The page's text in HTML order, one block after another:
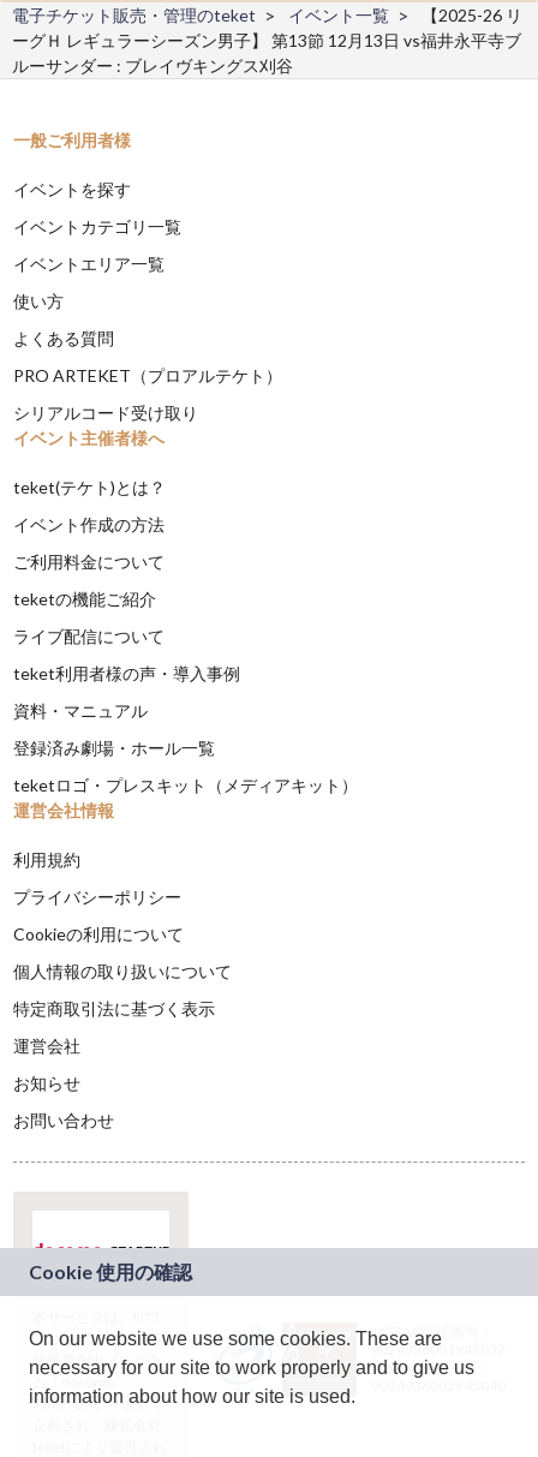
On our website we use some cookies. These are
necessary for our site to work properly and to give us
information about how our site is used.
電子チケット販売・管理のteket イベント一覧
【2025-26 リ
ーグＨ レギュラーシーズン男子】 第13節 12月13日 vs福井永平寺ブ
ルーサンダー : ブレイヴキングス刈谷
一般ご利用者様
イベントを探す
イベントカテゴリ一覧
イベントエリア一覧
使い方
よくある質問
PRO ARTEKET（プロアルテケト）
シリアルコード受け取り
イベント主催者様へ
teket(テケト)とは？
イベント作成の方法
ご利用料金について
teketの機能ご紹介
ライブ配信について
teket利用者様の声・導入事例
資料・マニュアル
登録済み劇場・ホール一覧
teketロゴ・プレスキット（メディアキット）
運営会社情報
利用規約
プライバシーポリシー
Cookieの利用について
個人情報の取り扱いについて
特定商取引法に基づく表示
運営会社
お知らせ
お問い合わせ
ドコモグループの新
規事業創出プログラ
ム「docomo
STARTUP」を通じて
JASRAC許諾番号：
9024936001Y45037
JASRAC許諾番号：